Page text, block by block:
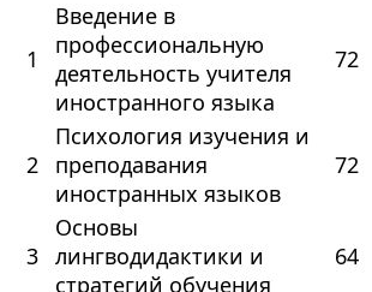
1
Введение в
профессиональную
деятельность учителя
иностранного языка
72
2
Психология изучения и
преподавания
иностранных языков
72
3
Основы
лингводидактики и
стратегий обучения
64